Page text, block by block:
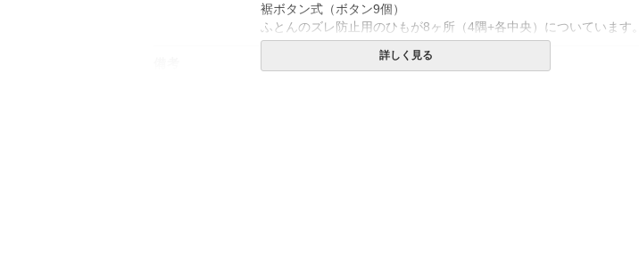
裾ボタン式（ボタン9個）
ふとんのズレ防止用のひもが8ヶ所（4隅+各中央）についています。
詳しく見る